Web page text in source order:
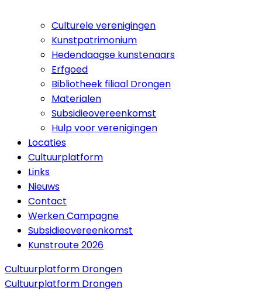
Culturele verenigingen
Kunstpatrimonium
Hedendaagse kunstenaars
Erfgoed
Bibliotheek filiaal Drongen
Materialen
Subsidieovereenkomst
Hulp voor verenigingen
Locaties
Cultuurplatform
Links
Nieuws
Contact
Werken Campagne
Subsidieovereenkomst
Kunstroute 2026
Cultuurplatform Drongen
Cultuurplatform Drongen